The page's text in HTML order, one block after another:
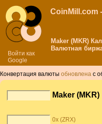
Войти как
Google
Maker (MKR)
Валютная
Конвертация валюты обновлена с
Maker (MKR)
0x (ZRX)